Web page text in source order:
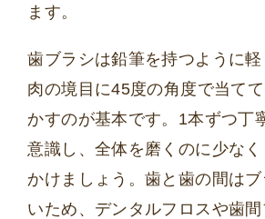
ます。
歯ブラシは鉛筆を持つように
肉の境目に45度の角度で当て
かすのが基本です。1本ずつ丁
意識し、全体を磨くのに少な
かけましょう。歯と歯の間はブ
いため、デンタルフロスや歯